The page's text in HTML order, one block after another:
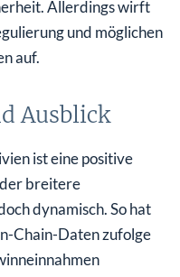
Allerdings wirft
und möglichen
auf.
Ausblick
ist eine positive
breitere
dynamisch. So hat
Chain-Daten zufolge